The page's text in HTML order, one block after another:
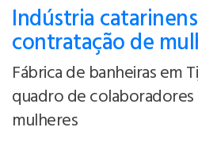
Indústria
contratação de
Fábrica de banheiras em
quadro de
mulheres